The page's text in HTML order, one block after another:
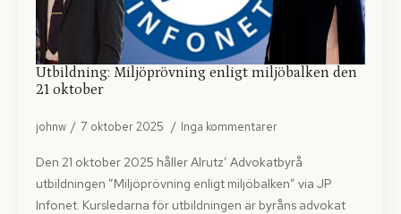
Utbildning: Miljöprövning enligt miljöbalken den
21 oktober
johnw 7 oktober 2025 Inga kommentarer
Den 21 oktober 2025 håller Alrutz’ Advokatbyrå
utbildningen ”Miljöprövning enligt miljöbalken” via JP
Infonet. Kursledarna för utbildningen är byråns advokat